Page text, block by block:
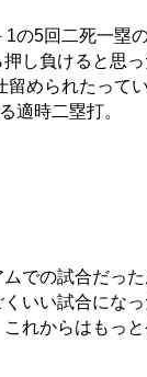
5回二死一塁
し負けると思
められたって
適時二塁打。
での試合だっ
いい試合にな
れからはもっ